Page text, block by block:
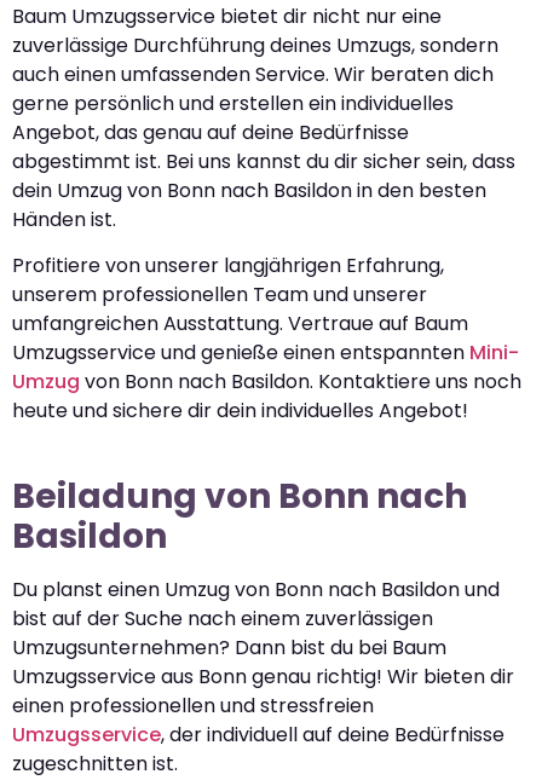
Baum Umzugsservice bietet dir nicht nur eine
zuverlässige Durchführung deines Umzugs, sondern
auch einen umfassenden Service. Wir beraten dich
gerne persönlich und erstellen ein individuelles
Angebot, das genau auf deine Bedürfnisse
abgestimmt ist. Bei uns kannst du dir sicher sein, dass
dein Umzug von Bonn nach Basildon in den besten
Händen ist.
Profitiere von unserer langjährigen Erfahrung,
unserem professionellen Team und unserer
umfangreichen Ausstattung. Vertraue auf Baum
Umzugsservice und genieße einen entspannten Mini-
Umzug von Bonn nach Basildon. Kontaktiere uns noch
heute und sichere dir dein individuelles Angebot!
Beiladung von Bonn nach
Basildon
Du planst einen Umzug von Bonn nach Basildon und
bist auf der Suche nach einem zuverlässigen
Umzugsunternehmen? Dann bist du bei Baum
Umzugsservice aus Bonn genau richtig! Wir bieten dir
einen professionellen und stressfreien
Umzugsservice, der individuell auf deine Bedürfnisse
zugeschnitten ist.